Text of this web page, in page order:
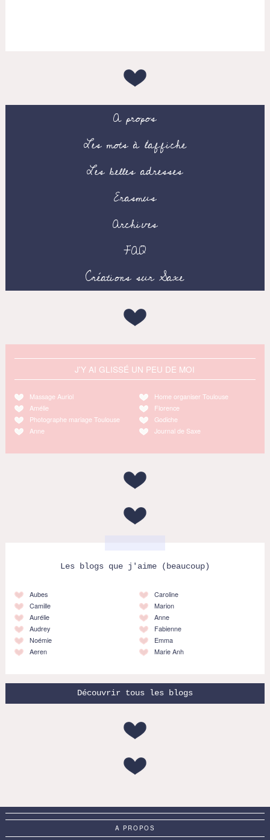
A propos
Les mots à l’affiche
Les belles adresses
Erasmus
Archives
FAQ
Créations sur Saxe
J'Y AI GLISSÉ UN PEU DE MOI
Massage Auriol
Amélie
Photographe mariage Toulouse
Anne
Home organiser Toulouse
Florence
Godiche
Journal de Saxe
Les blogs que j'aime (beaucoup)
Aubes
Camille
Aurélie
Audrey
Noémie
Aeren
Caroline
Marion
Anne
Fabienne
Emma
Marie Anh
Découvrir tous les blogs
A PROPOS